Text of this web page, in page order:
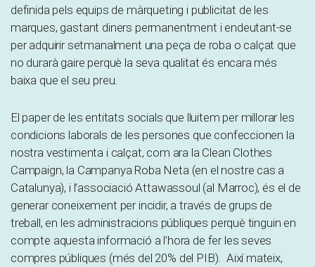
definida pels equips de màrqueting i publicitat de les
marques, gastant diners permanentment i endeutant-se
per adquirir setmanalment una peça de roba o calçat que
no durarà gaire perquè la seva qualitat és encara més
baixa que el seu preu.
El paper de les entitats socials que lluitem per millorar les
condicions laborals de les persones que confeccionen la
nostra vestimenta i calçat, com ara la Clean Clothes
Campaign, la Campanya Roba Neta (en el nostre cas a
Catalunya), i l’associació Attawassoul (al Marroc), és el de
generar coneixement per incidir, a través de grups de
treball, en les administracions públiques perquè tinguin en
compte aquesta informació a l’hora de fer les seves
compres públiques (més del 20% del PIB). Així mateix,